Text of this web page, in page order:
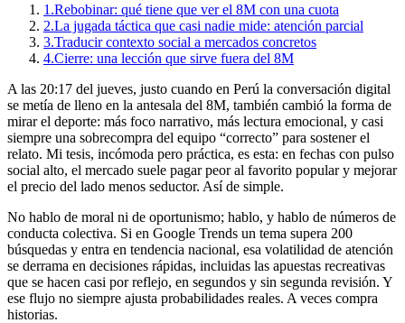
1.Rebobinar: qué tiene que ver el 8M con una cuota
2.La jugada táctica que casi nadie mide: atención parcial
3.Traducir contexto social a mercados concretos
4.Cierre: una lección que sirve fuera del 8M
A las 20:17 del jueves, justo cuando en Perú la conversación digital
se metía de lleno en la antesala del 8M, también cambió la forma de
mirar el deporte: más foco narrativo, más lectura emocional, y casi
siempre una sobrecompra del equipo “correcto” para sostener el
relato. Mi tesis, incómoda pero práctica, es esta: en fechas con pulso
social alto, el mercado suele pagar peor al favorito popular y mejorar
el precio del lado menos seductor. Así de simple.
No hablo de moral ni de oportunismo; hablo, y hablo de números de
conducta colectiva. Si en Google Trends un tema supera 200
búsquedas y entra en tendencia nacional, esa volatilidad de atención
se derrama en decisiones rápidas, incluidas las apuestas recreativas
que se hacen casi por reflejo, en segundos y sin segunda revisión. Y
ese flujo no siempre ajusta probabilidades reales. A veces compra
historias.